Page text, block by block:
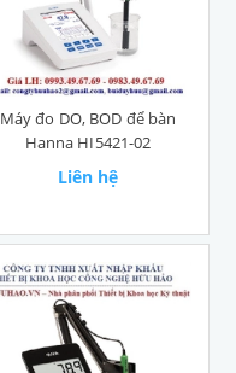
Máy đo DO, BOD để bàn
Hanna HI5421-02
Liên hệ